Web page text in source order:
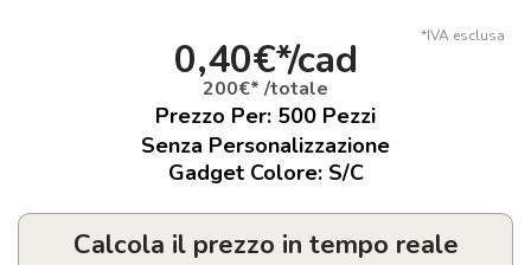
*IVA esclusa
0,40€*/cad
200€* /totale
Prezzo Per: 500 Pezzi
Senza Personalizzazione
Gadget Colore: S/C
Calcola il prezzo in tempo reale